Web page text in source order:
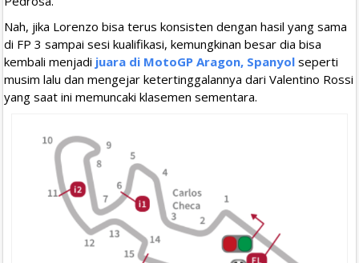
Nah, jika Lorenzo bisa terus konsisten dengan hasil yang sama
di FP 3 sampai sesi kualifikasi, kemungkinan besar dia bisa
kembali menjadi juara di MotoGP Aragon, Spanyol seperti
musim lalu dan mengejar ketertinggalannya dari Valentino Rossi
yang saat ini memuncaki klasemen sementara.